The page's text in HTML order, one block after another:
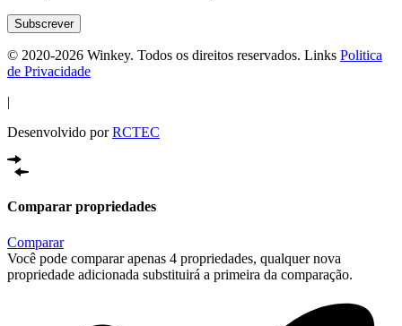
© 2020-2026 Winkey. Todos os direitos reservados. Links Politica
de Privacidade
|
Desenvolvido porRCTEC
Comparar propriedades
Comparar
Você pode comparar apenas 4 propriedades, qualquer nova
propriedade adicionada substituirá a primeira da comparação.